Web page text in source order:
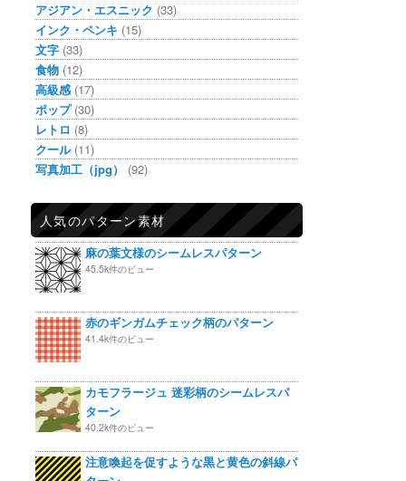
アジアン・エスニック (33)
インク・ペンキ (15)
文字 (33)
食物 (12)
高級感 (17)
ポップ(30)
レトロ (8)
クール(11)
写真加工（jpg）
(92)
人気のパターン素材
麻の葉文様のシームレスパターン
45.5k件のビュー
赤のギンガムチェック柄のパターン
41.4k件のビュー
カモフラージュ 迷彩柄のシームレスパ
ターン
40.2k件のビュー
注意喚起を促すような黒と黄色の斜線パ